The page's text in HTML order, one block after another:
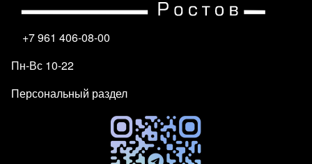
+7 961 406-08-00
Пн-Вс 10-22
Персональный раздел